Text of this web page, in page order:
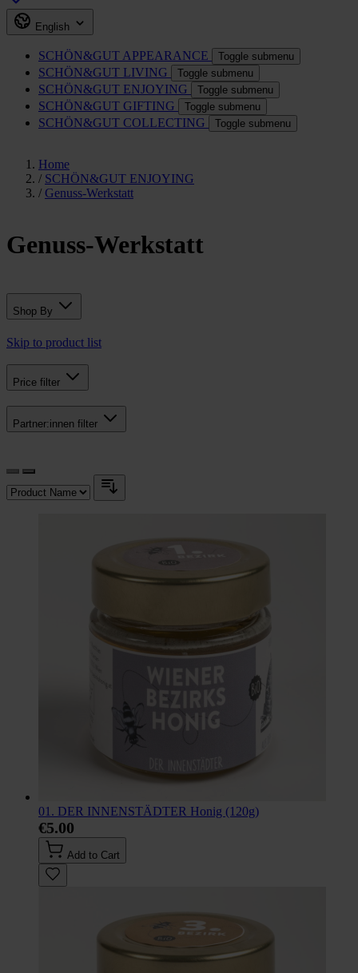
English
SCHÖN&GUT APPEARANCE Toggle submenu
SCHÖN&GUT LIVING Toggle submenu
SCHÖN&GUT ENJOYING Toggle submenu
SCHÖN&GUT GIFTING Toggle submenu
SCHÖN&GUT COLLECTING Toggle submenu
Home
/ SCHÖN&GUT ENJOYING
/ Genuss-Werkstatt
Genuss-Werkstatt
Shop By
Skip to product list
Price filter
Partner:innen filter
01. DER INNENSTÄDTER Honig (120g)
€5.00
Add to Cart